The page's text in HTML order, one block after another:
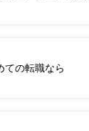
ての転職なら